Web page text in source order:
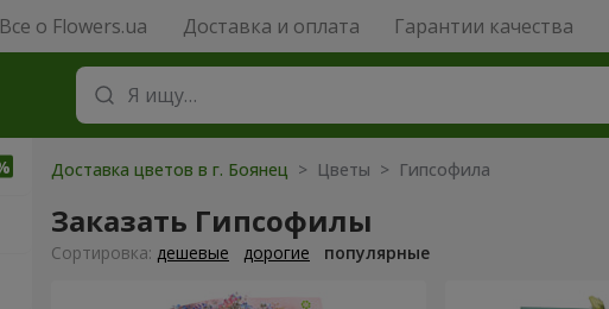
Все о Flowers.ua Доставка и оплата Гарантии качества
Доставка цветов в г. Боянец > Цветы > Гипсофила
Заказать Гипсофилы
Cортировка: дешевые дорогие популярные